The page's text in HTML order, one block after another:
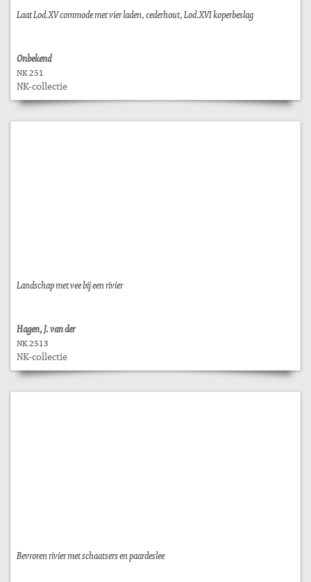
Laat Lod.XV commode met vier laden, cederhout, Lod.XVI koperbeslag
Onbekend
NK 251
NK-collectie
Landschap met vee bij een rivier
Hagen, J. van der
NK 2513
NK-collectie
Bevroren rivier met schaatsers en paardeslee